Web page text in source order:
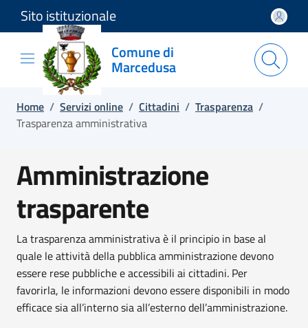
Salta e vai al contenuto
Salta e vai al footer
Sito istituzionale
Comune di
Marcedusa
Home / Servizi online / Cittadini / Trasparenza /
Trasparenza amministrativa
Amministrazione
trasparente
La trasparenza amministrativa è il principio in base al
quale le attività della pubblica amministrazione devono
essere rese pubbliche e accessibili ai cittadini. Per
favorirla, le informazioni devono essere disponibili in modo
efficace sia all’interno sia all’esterno dell’amministrazione.